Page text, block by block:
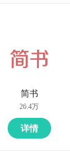
简书
26.4万
详情